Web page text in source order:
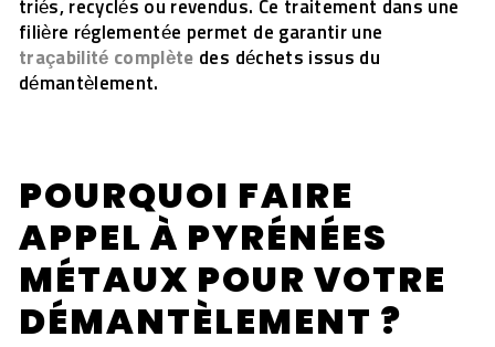
triés, recyclés ou revendus. Ce traitement dans une
filière réglementée permet de garantir une
traçabilité complète des déchets issus du
démantèlement.
POURQUOI FAIRE
APPEL À PYRÉNÉES
MÉTAUX POUR VOTRE
DÉMANTÈLEMENT ?